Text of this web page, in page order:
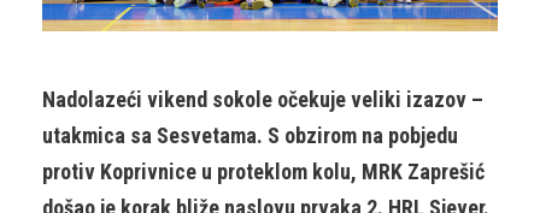
Nadolazeći vikend sokole očekuje veliki izazov –
utakmica sa Sesvetama. S obzirom na pobjedu
protiv Koprivnice u proteklom kolu, MRK Zaprešić
došao je korak bliže naslovu prvaka 2. HRL Sjever.